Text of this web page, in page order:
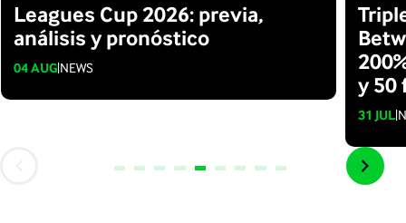
Leagues Cup 2026: previa,
análisis y pronóstico
04 AUG|NEWS
y 50
31 JUL|